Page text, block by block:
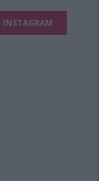
INSTAGRAM